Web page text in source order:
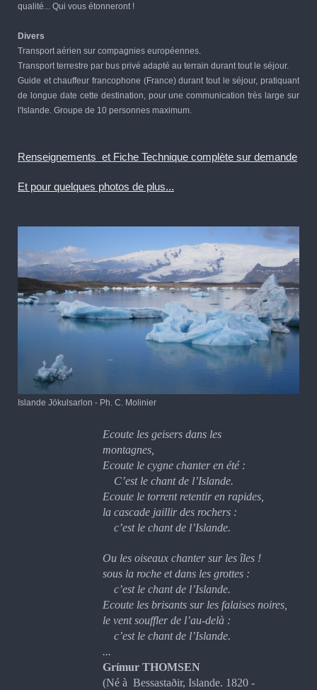
qualité... Qui vous étonneront !
Divers
Transport aérien sur compagnies européennes.
Transport terrestre par bus privé adapté au terrain durant tout le séjour.
Guide et chauffeur francophone (France) durant tout le séjour, pratiquant
de longue date cette destination, pour une communication très large sur
l'Islande. Groupe de 10 personnes maximum.
Renseignements et Fiche Technique complète sur demande
Et pour quelques photos de plus...
Islande Jökulsarlon - Ph. C. Molinier
Ecoute les geisers dans les
montagnes,
Ecoute le cygne chanter en été:
C’est le chant de l’Islande.
Ecoute le torrent retentir en rapides,
la cascade jaillir des rochers :
c’est le chant de l’Islande.
Ou les oiseaux chanter sur les îles !
sous la roche et dans les grottes :
c’est le chant de l’Islande.
Ecoute les brisants sur les falaises noires
le vent souffler de l’au-delà :
c’est le chant de l’Islande.
...
Grímur THOMSEN
(Né à Bessastaðir, Islande. 1820 -